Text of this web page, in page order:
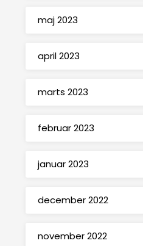
maj 2023
april 2023
marts 2023
februar 2023
januar 2023
december 2022
november 2022